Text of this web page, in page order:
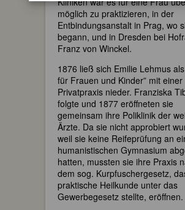
möglich zu praktizieren, in der
Entbindungsanstalt in Prag, wo
begann, und in Dresden bei
Franz von Winckel.
1876 ließ sich Emilie Lehmus als
für Frauen und Kinder” mit einer
Privatpraxis nieder. Franziska
folgte und 1877 eröffneten sie
gemeinsam ihre Poliklinik der
Ärzte. Da sie nicht approbiert
weil sie keine Reifeprüfung an
humanistischen Gymnasium
hatten, mussten sie ihre Praxis
dem sog. Kurpfuschergesetz,
praktische Heilkunde unter das
Gewerbegesetz stellte, eröffnen.